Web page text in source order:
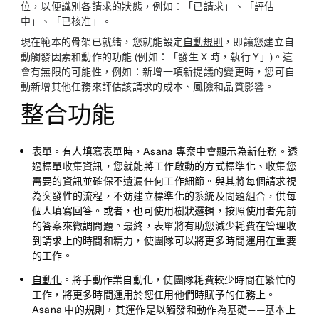
位，以便識別各請求的狀態，例如：「已請求」、「評估
中」、「已核准」。
現在範本的骨架已就緒，您就能設定自動規則 ，即讓您建立自
動觸發因素和動作的功能 (例如：「發生 X 時，執行 Y」)。這
會有無限的可能性，例如：新增一項新提議的變更時，您可自
動新增其他任務來評估該請求的成本、風險和品質影響。
整合功能
表單 。有人填寫表單時，Asana 專案中會顯示為新任務。透
過標單收集資訊，您就能將工作啟動的方式標準化、收集您
需要的資訊並確保不遺漏任何工作細節。與其將每個請求視
為突發性的流程，不妨建立標準化的系統及問題組合，供每
個人填寫回答。或者，也可使用樹狀邏輯，按照使用者先前
的答案來微調問題。最終，表單將有助您減少耗費在管理收
到請求上的時間和精力，使團隊可以將更多時間運用在重要
的工作。
自動化。將手動作業自動化，使團隊耗費較少時間在繁忙的
工作，將更多時間運用於您任用他們時賦予的任務上。
Asana 中的規則，其運作是以觸發和動作為基礎——基本上